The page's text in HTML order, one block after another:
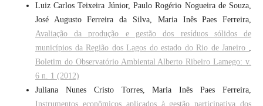
Luiz Carlos Teixeira Júnior, Paulo Rogério Nogueira de Souza,
José Augusto Ferreira da Silva, Maria Inês Paes Ferreira,
Avaliação da produção e gestão dos resíduos sólidos de
municípios da Região dos Lagos do estado do Rio de Janeiro
Boletim do Observatório Ambiental Alberto Ribeiro Lamego: v.
6 n. 1 (2012)
Juliana Nunes Cristo Torres, Maria Inês Paes Ferreira,
Instrumentos econômicos aplicados à gestão participativa dos